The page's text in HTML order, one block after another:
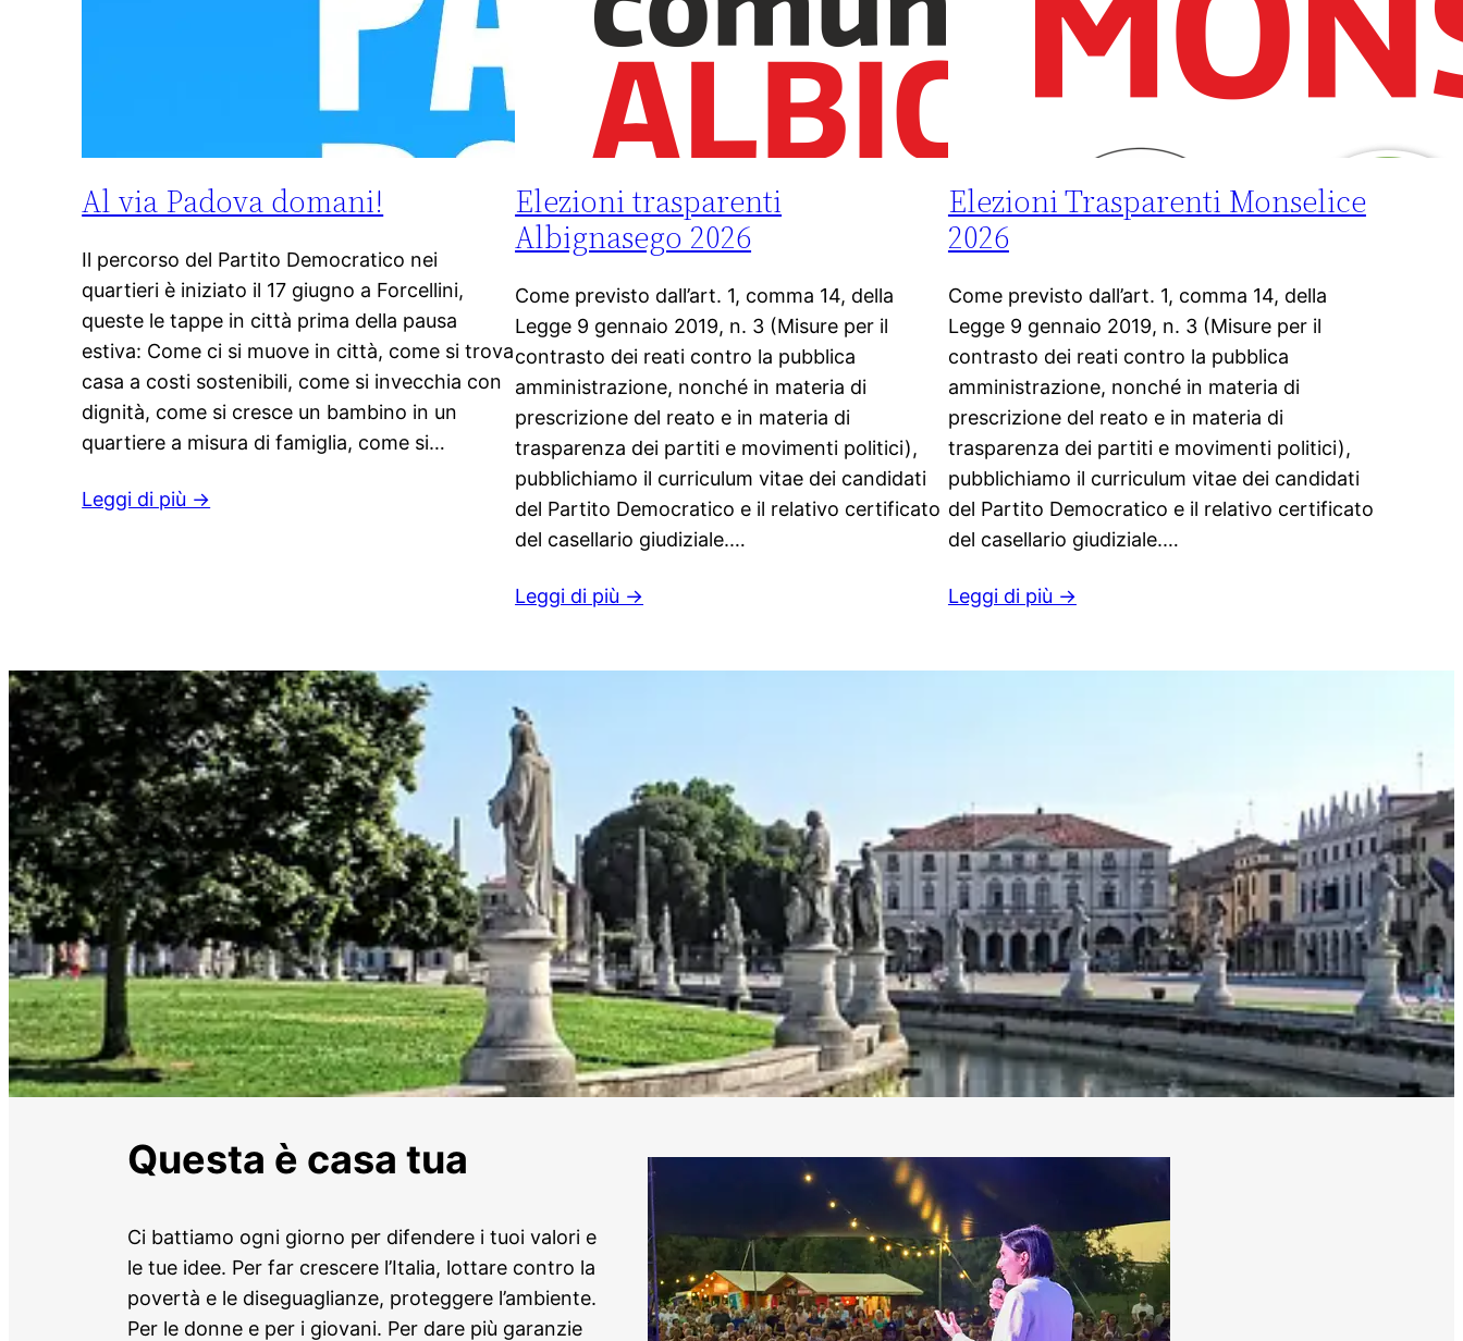
Al via Padova domani!
Il percorso del Partito Democratico nei
quartieri è iniziato il 17 giugno a Forcellini,
queste le tappe in città prima della pausa
estiva: Come ci si muove in città, come si trova
casa a costi sostenibili, come si invecchia con
dignità, come si cresce un bambino in un
quartiere a misura di famiglia, come si…
Leggi di più →
Elezioni trasparenti
Albignasego 2026
Come previsto dall’art. 1, comma 14, della
Legge 9 gennaio 2019, n. 3 (Misure per il
contrasto dei reati contro la pubblica
amministrazione, nonché in materia di
prescrizione del reato e in materia di
trasparenza dei partiti e movimenti politici),
pubblichiamo il curriculum vitae dei candidati
del Partito Democratico e il relativo certificato
del casellario giudiziale.…
Leggi di più →
Elezioni Trasparenti Monselice
2026
Come previsto dall’art. 1, comma 14, della
Legge 9 gennaio 2019, n. 3 (Misure per il
contrasto dei reati contro la pubblica
amministrazione, nonché in materia di
prescrizione del reato e in materia di
trasparenza dei partiti e movimenti politici),
pubblichiamo il curriculum vitae dei candidati
del Partito Democratico e il relativo certificato
del casellario giudiziale.…
Leggi di più →
Questa è casa tua
Ci battiamo ogni giorno per difendere i tuoi valori e
le tue idee. Per far crescere l’Italia, lottare contro la
povertà e le diseguaglianze, proteggere l’ambiente.
Per le donne e per i giovani. Per dare più garanzie